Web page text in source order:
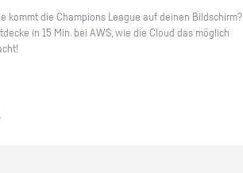
kommt die Cham­pi­ons Le­ague auf dei­nen Bild­schirm?
in 15 Min. bei AWS, wie die Cloud das mög­lich